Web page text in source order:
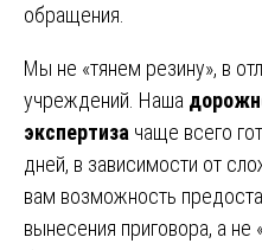
обращения.
Мы не «тянем резину», в
учреждений. Наша
экспертиза чаще всего
дней, в зависимости от
вам возможность
вынесения приговора, а не